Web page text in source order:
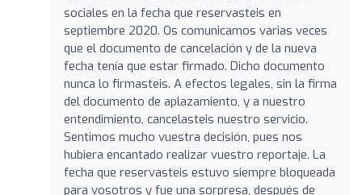
sociales en la fecha que reservasteis en
septiembre 2020. Os comunicamos varias veces
que el documento de cancelación y de la nueva
fecha tenía que estar firmado. Dicho documento
nunca lo firmasteis. A efectos legales, sin la firma
del documento de aplazamiento, y a nuestro
entendimiento, cancelasteis nuestro servicio.
Sentimos mucho vuestra decisión, pues nos
hubiera encantado realizar vuestro reportaje. La
fecha que reservasteis estuvo siempre bloqueada
para vosotros y fue una sorpresa, después de